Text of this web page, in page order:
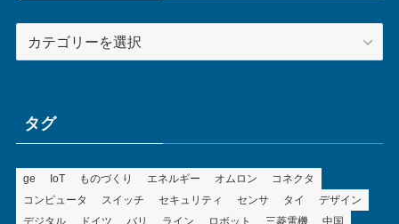
テ
ータグ
ge IoT ものづくり エネルギー オムロン
コネクタ
コンピュータ
スイッチ セキュリティ センサ タイ
デザイン
デジタル
ドイツ バリ ライン ロボット 三菱電機 中国